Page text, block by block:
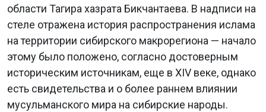
области Тагира хазрата Бикчантаева. В надписи на
стеле отражена история распространения ислама
на территории сибирского макрорегиона — начало
этому было положено, согласно достоверным
историческим источникам, еще в XIV веке, однако
есть свидетельства и о более раннем влиянии
мусульманского мира на сибирские народы.